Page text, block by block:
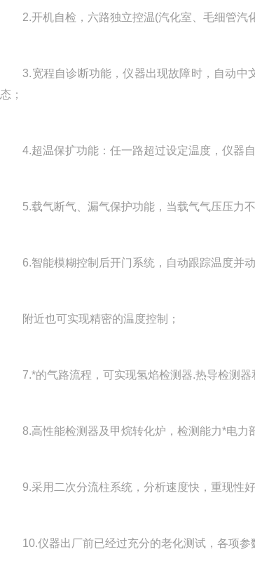
2.开机自检，六路独立控温(汽化室、毛细管汽
3.宽程自诊断功能，仪器出现故障时，自动中
态；
4.超温保扩功能：任一路超过设定温度，仪器自
5.载气断气、漏气保护功能，当载气气压压力不
6.智能模糊控制后开门系统，自动跟踪温度并动
附近也可实现精密的温度控制；
7.*的气路流程，可实现氢焰检测器.热导检测器
8.高性能检测器及甲烷转化炉，检测能力*电力
9.采用二次分流柱系统，分析速度快，重现性好
10.仪器出厂前已经过充分的老化测试，各项参